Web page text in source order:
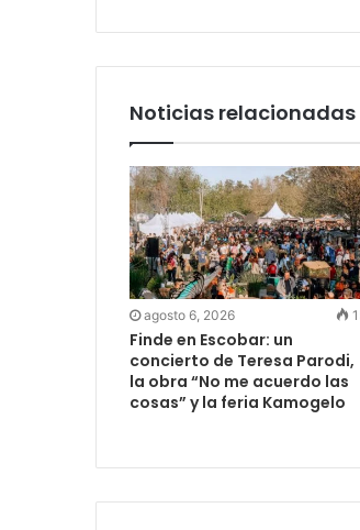
Noticias relacionadas
agosto 6, 2026
Finde en Escobar: un
concierto de Teresa Parodi,
la obra “No me acuerdo las
cosas” y la feria Kamogelo